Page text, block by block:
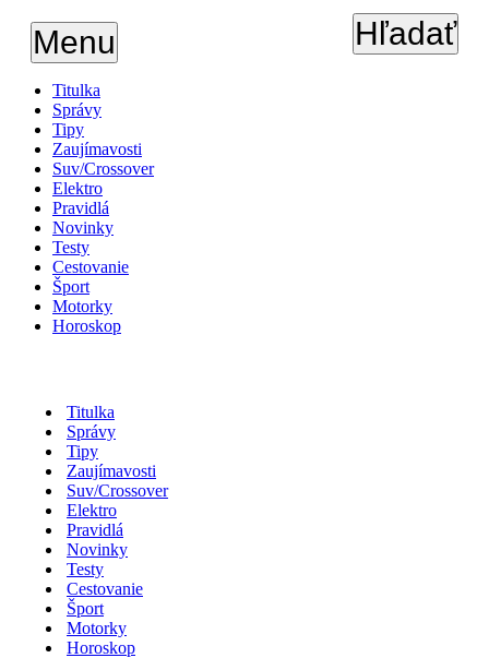
Menu Hľadať
Titulka
Správy
Tipy
Zaujímavosti
Suv/Crossover
Elektro
Pravidlá
Novinky
Testy
Cestovanie
Šport
Motorky
Horoskop
Titulka
Správy
Tipy
Zaujímavosti
Suv/Crossover
Elektro
Pravidlá
Novinky
Testy
Cestovanie
Šport
Motorky
Horoskop